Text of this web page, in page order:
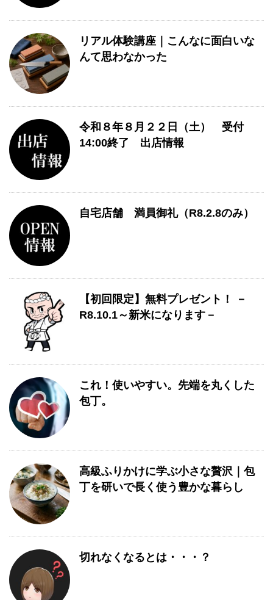
リアル体験講座｜こんなに面白いな
んて思わなかった
令和８年８月２２日（土） 受付
14:00終了 出店情報
自宅店舗 満員御礼（R8.2.8のみ）
【初回限定】無料プレゼント！ －
R8.10.1～新米になります－
これ！使いやすい。先端を丸くした
包丁。
高級ふりかけに学ぶ小さな贅沢｜包
丁を研いで長く使う豊かな暮らし
切れなくなるとは・・・？